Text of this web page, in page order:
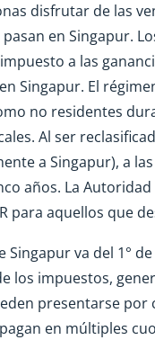
disfrutar de las
en Singapur.
a las
Singapur. El
no residentes
Al ser
a Singapur), a
años. La
para aquellos que
Singapur va del 1°
los impuestos,
presentarse por
en múltiples